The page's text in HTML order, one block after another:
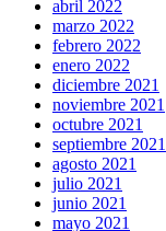
abril 2022
marzo 2022
febrero 2022
enero 2022
diciembre 2021
noviembre 2021
octubre 2021
septiembre 2021
agosto 2021
julio 2021
junio 2021
mayo 2021